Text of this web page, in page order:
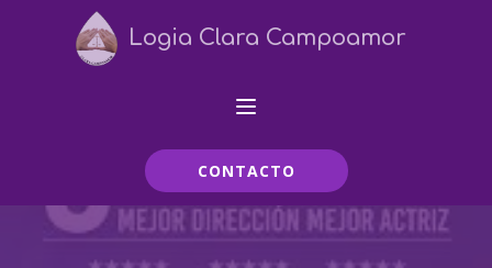
Logia Clara Campoamor
CONTACTO